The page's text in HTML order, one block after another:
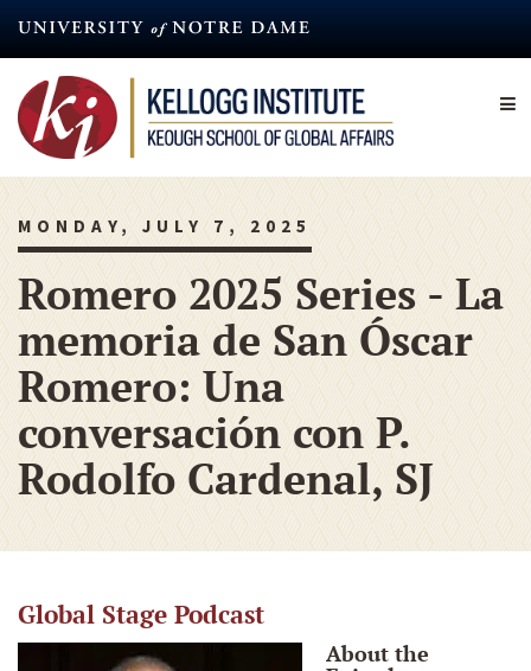
content
MONDAY, JULY 7, 2025
Romero 2025 Series - La
memoria de San Óscar
Romero: Una
conversación con P.
Rodolfo Cardenal, SJ
Global Stage Podcast
About the